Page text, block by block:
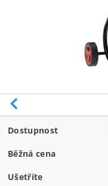
Dostupnost
Běžná cena
Ušetříte